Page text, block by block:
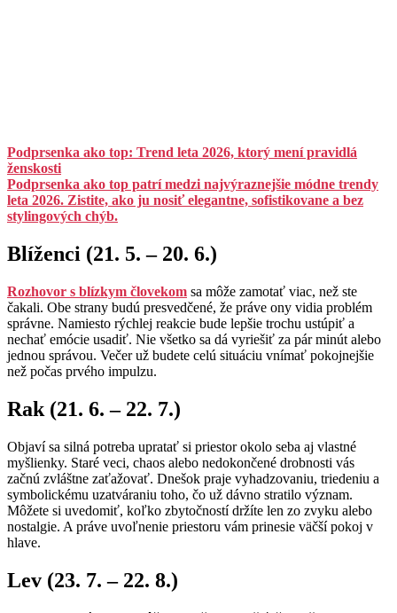
Podprsenka ako top: Trend leta 2026, ktorý mení pravidlá
ženskosti
Podprsenka ako top patrí medzi najvýraznejšie módne trendy
leta 2026. Zistite, ako ju nosiť elegantne, sofistikovane a bez
stylingových chýb.
Blíženci (21. 5. – 20. 6.)
Rozhovor s blízkym človekom sa môže zamotať viac, než ste
čakali. Obe strany budú presvedčené, že práve ony vidia problém
správne. Namiesto rýchlej reakcie bude lepšie trochu ustúpiť a
nechať emócie usadiť. Nie všetko sa dá vyriešiť za pár minút alebo
jednou správou. Večer už budete celú situáciu vnímať pokojnejšie
než počas prvého impulzu.
Rak (21. 6. – 22. 7.)
Objaví sa silná potreba upratať si priestor okolo seba aj vlastné
myšlienky. Staré veci, chaos alebo nedokončené drobnosti vás
začnú zvláštne zaťažovať. Dnešok praje vyhadzovaniu, triedeniu a
symbolickému uzatváraniu toho, čo už dávno stratilo význam.
Môžete si uvedomiť, koľko zbytočností držíte len zo zvyku alebo
nostalgie. A práve uvoľnenie priestoru vám prinesie väčší pokoj v
hlave.
Lev (23. 7. – 22. 8.)